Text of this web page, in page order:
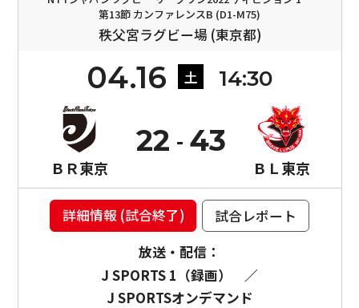
第13節 カンファレンスB (D1-M75)
秩父宮ラグビー場 (東京都)
04.16 土 14:30
ＢＲ東京
22
ＢＬ東京
43
詳細情報 (試合終了)
試合レポート
放送・配信：
J SPORTS 1（録画）
／
J SPORTSオンデマンド